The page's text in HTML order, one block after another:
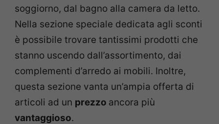
soggiorno, dal bagno alla camera da letto.
Nella sezione speciale dedicata agli sconti
è possibile trovare tantissimi prodotti che
stanno uscendo dall’assortimento, dai
complementi d’arredo ai mobili. Inoltre,
questa sezione vanta un’ampia offerta di
articoli ad un prezzo ancora più
vantaggioso.